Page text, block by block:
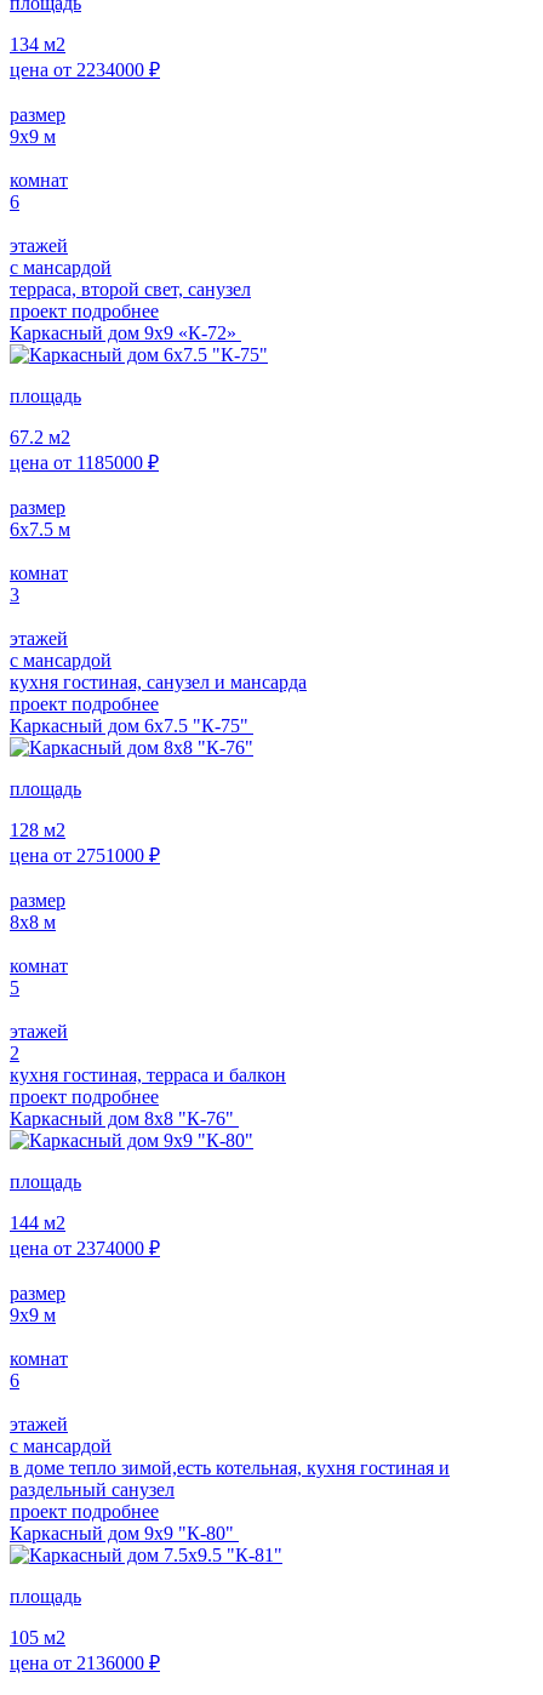
134 м2
цена от 2234000 ₽
размер
9х9 м
комнат
6
этажей
с мансардой
терраса, второй свет, санузел
проект подробнее
Каркасный дом 9х9 «К-72»
площадь
67.2 м2
цена от 1185000 ₽
размер
6х7.5 м
комнат
3
этажей
с мансардой
кухня гостиная, санузел и мансарда
проект подробнее
Каркасный дом 6х7.5 "К-75"
площадь
128 м2
цена от 2751000 ₽
размер
8х8 м
комнат
5
этажей
2
кухня гостиная, терраса и балкон
проект подробнее
Каркасный дом 8х8 "К-76"
площадь
144 м2
цена от 2374000 ₽
размер
9х9 м
комнат
6
этажей
с мансардой
в доме тепло зимой,есть котельная, кухня гостиная и
раздельный санузел
проект подробнее
Каркасный дом 9х9 "К-80"
площадь
105 м2
цена от 2136000 ₽